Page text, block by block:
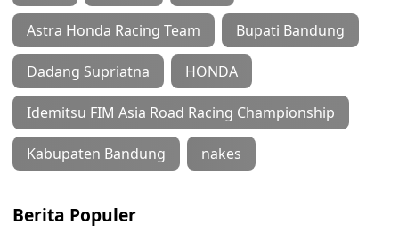
Astra Honda Racing Team Bupati Bandung
Dadang Supriatna HONDA
Idemitsu FIM Asia Road Racing Championship
Kabupaten Bandung nakes
Berita Populer